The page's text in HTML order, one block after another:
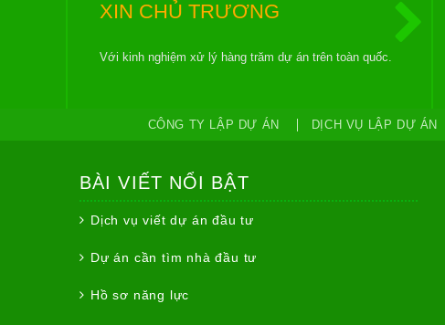
XIN CHỦ TRƯƠNG
Với kinh nghiệm xử lý hàng trăm dự án trên toàn quốc.
CÔNG TY LẬP DỰ ÁN DỊCH VỤ LẬP DỰ ÁN
BÀI VIẾT NỔI BẬT
Dịch vụ viết dự án đầu tư
Dự án cần tìm nhà đầu tư
Hồ sơ năng lực